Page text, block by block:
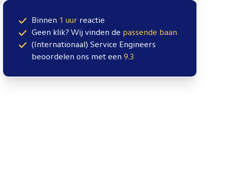
Binnen 1 uur reactie
Geen klik? Wij vinden de passende baan
(Internationaal) Service Engineers
beoordelen ons met een 9.3